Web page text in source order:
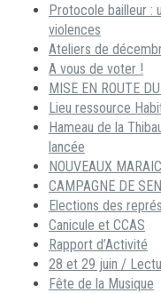
Protocole bailleur :
violences
Ateliers de
A vous de voter !
MISE EN ROUTE
Lieu ressource
Hameau de la
lancée
NOUVEAUX
CAMPAGNE DE
Elections des
Canicule et CCAS
Rapport d’Activité
28 et 29 juin /
Fête de la Musique